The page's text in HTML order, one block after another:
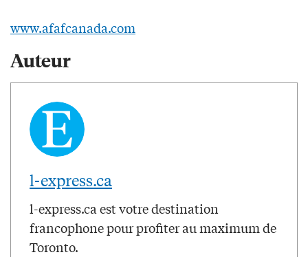
www.afafcanada.com
Auteur
l-express.ca
l-express.ca est votre destination
francophone pour profiter au maximum de
Toronto.